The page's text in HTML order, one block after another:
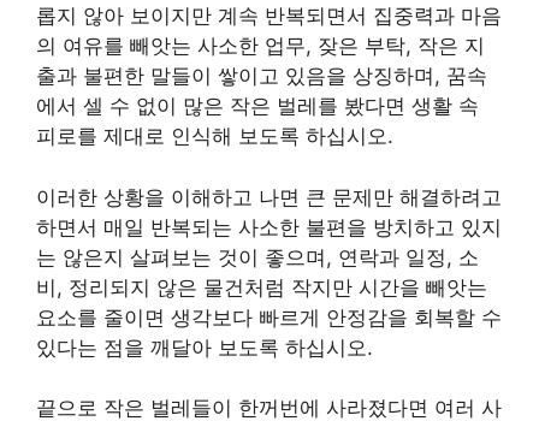
롭지 않아 보이지만 계속 반복되면서 집중력과 마음
의 여유를 빼앗는 사소한 업무, 잦은 부탁, 작은 지
출과 불편한 말들이 쌓이고 있음을 상징하며, 꿈속
에서 셀 수 없이 많은 작은 벌레를 봤다면 생활 속
피로를 제대로 인식해 보도록 하십시오.
이러한 상황을 이해하고 나면 큰 문제만 해결하려고
하면서 매일 반복되는 사소한 불편을 방치하고 있지
는 않은지 살펴보는 것이 좋으며, 연락과 일정, 소
비, 정리되지 않은 물건처럼 작지만 시간을 빼앗는
요소를 줄이면 생각보다 빠르게 안정감을 회복할 수
있다는 점을 깨달아 보도록 하십시오.
끝으로 작은 벌레들이 한꺼번에 사라졌다면 여러 사